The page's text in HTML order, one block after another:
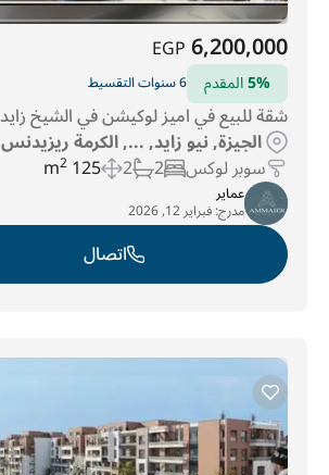
6,200,000
EGP
5%المقدم 6 سنوات التقسيط
شقة للبيع في اميز لوكيشن في الشيخ زايد
الجيزة, نيو زايد, ..., الكرمة ريزيدنس
سوبر لوكس 2
2
125 m
2
عماير
مدرج:فبراير 12, 2026
اتصال